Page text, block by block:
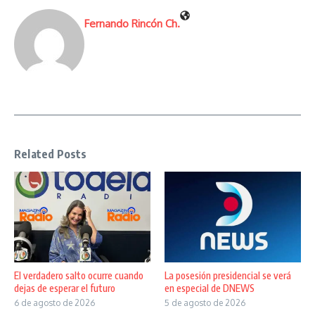
Fernando Rincón Ch.
Related Posts
El verdadero salto ocurre cuando
dejas de esperar el futuro
6 de agosto de 2026
La posesión presidencial se verá
en especial de DNEWS
5 de agosto de 2026